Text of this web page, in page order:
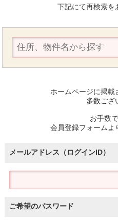
下記にて再検索を
ホームページに掲載
多数ござ
お手数
会員登録フォームよ
メールアドレス（ログインID）
ご希望のパスワード